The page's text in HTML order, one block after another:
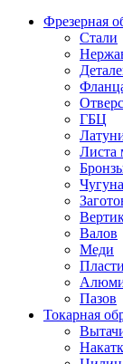
Фрезерная
Стали
ГБЦ
Листа
Чугуна
Валов
Меди
Пазов
Токарная